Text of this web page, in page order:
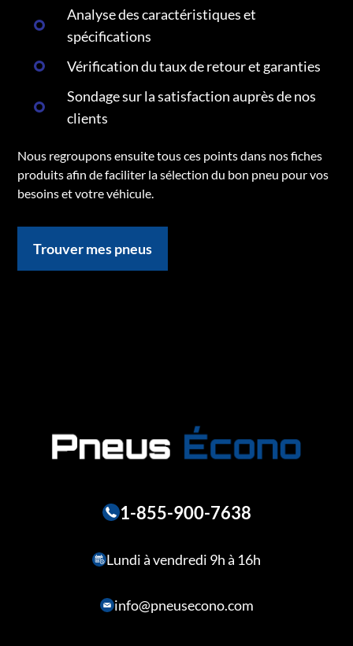
Analyse des caractéristiques et
spécifications
Vérification du taux de retour et garanties
Sondage sur la satisfaction auprès de nos
clients
Nous regroupons ensuite tous ces points dans nos fiches
produits afin de faciliter la sélection du bon pneu pour vos
besoins et votre véhicule.
Trouver mes pneus
1-855-900-7638
Lundi à vendredi 9h à 16h
info@pneusecono.com